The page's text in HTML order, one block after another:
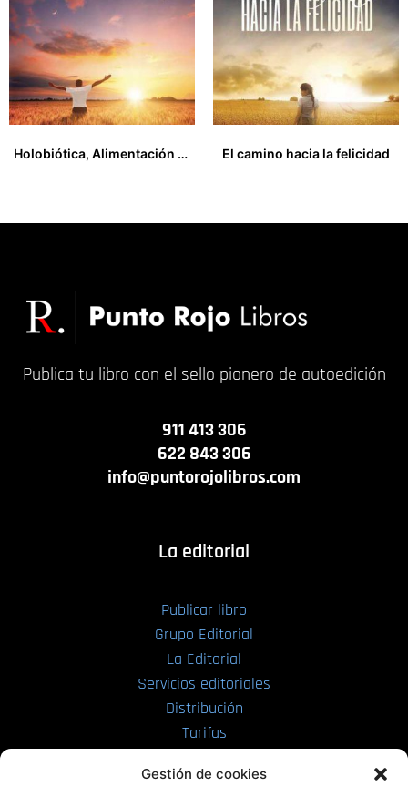
Gestión de cookies
Holobiótica, Alimentación para la Paz
El camino hacia la felicidad
Publica tu libro con el sello pionero de autoedición
911 413 306
622 843 306
info@puntorojolibros.com
La editorial
Publicar libro
Grupo Editorial
La Editorial
Servicios editoriales
Distribución
Tarifas